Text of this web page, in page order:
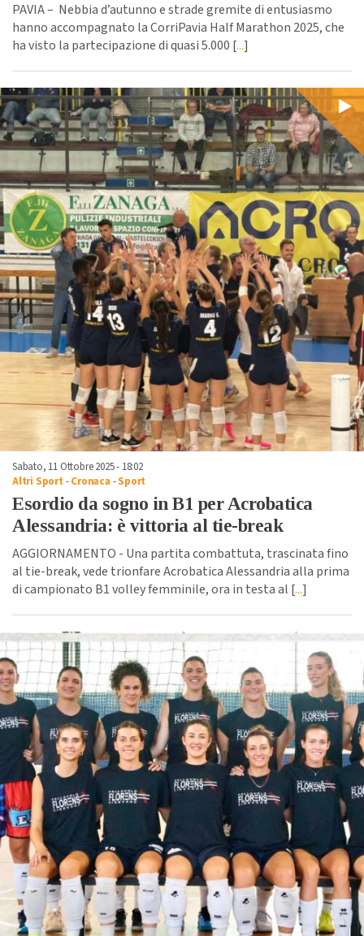
PAVIA – Nebbia d’autunno e strade gremite di entusiasmo
hanno accompagnato la CorriPavia Half Marathon 2025, che
ha visto la partecipazione di quasi 5.000 [...]
Sabato, 11 Ottobre 2025 - 18:02
Altri Sport -Cronaca -Sport
Esordio da sogno in B1 per Acrobatica
Alessandria: è vittoria al tie-break
AGGIORNAMENTO - Una partita combattuta, trascinata fino
al tie-break, vede trionfare Acrobatica Alessandria alla prima
di campionato B1 volley femminile, ora in testa al [...]